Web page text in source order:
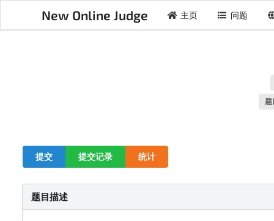
New Online Judge 主页 问题
题
提交 提交记录 统计
题目描述